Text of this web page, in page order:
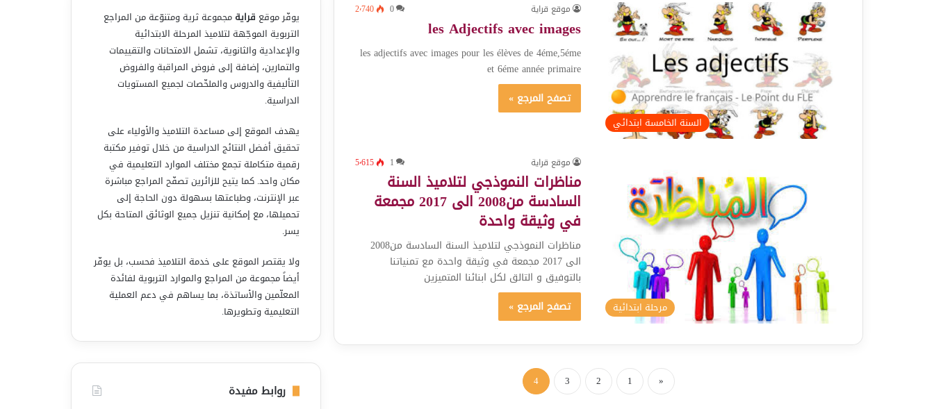
السنة الخامسة ابتدائي
موقع قراية 0 2٬740
les Adjectifs avec images
les adjectifs avec images pour les élèves de 4éme,5éme
et 6éme année primaire
تصفح المرجع »
مرحلة ابتدائية
موقع قراية 1 5٬615
مناظرات النموذجي لتلاميذ السنة
السادسة من2008 الى 2017 مجمعة
في وثيقة واحدة
مناظرات النموذجي لتلاميذ السنة السادسة من2008
الى 2017 مجمعة في وثيقة واحدة مع تمنياتنا
بالتوفيق و التالق لكل ابنائنا المتميزين
تصفح المرجع »
«
1
2
3
4
يوفّر موقع قرايةمجموعة ثرية ومتنوّعة من المراجع
التربوية الموجّهة لتلاميذ المرحلة الابتدائية
والإعدادية والثانوية، تشمل الامتحانات والتقييمات
والتمارين، إضافة إلى فروض المراقبة والفروض
التأليفية والدروس والملخّصات لجميع المستويات
الدراسية.
يهدف الموقع إلى مساعدة التلاميذ والأولياء على
تحقيق أفضل النتائج الدراسية من خلال توفير مكتبة
رقمية متكاملة تجمع مختلف الموارد التعليمية في
مكان واحد. كما يتيح للزائرين تصفّح المراجع مباشرة
عبر الإنترنت، وطباعتها بسهولة دون الحاجة إلى
تحميلها، مع إمكانية تنزيل جميع الوثائق المتاحة بكل
يسر.
ولا يقتصر الموقع على خدمة التلاميذ فحسب، بل يوفّر
أيضاً مجموعة من المراجع والموارد التربوية لفائدة
المعلّمين والأساتذة، بما يساهم في دعم العملية
التعليمية وتطويرها.
روابط مفيدة